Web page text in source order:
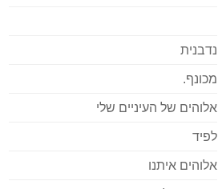
נדבנית
מכונף.
אלוהים של העיניים שלי
לפיד
אלוהים איתנו